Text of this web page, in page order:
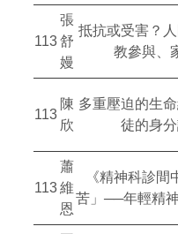
113
張
舒
嫚
抵抗或受害？
教參與、
113
陳
欣
多重壓迫的生
徒的身
113
蕭
維
恩
《精神科診
苦」──年輕精